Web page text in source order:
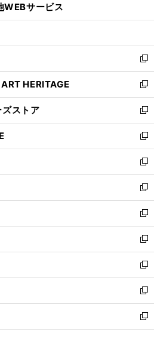
開
ン
ウ
で
開
く
ウ
ン
ド
ウ
で
開
く
WEBサービス
新
し
い
ウ
ィ
ン
ド
ウ
で
開
く
HERITAGE
新
し
い
ウ
ィ
ン
ド
ウ
で
開
く
ストア
新
し
い
ウ
ィ
ン
ド
ウ
で
開
く
新
し
い
ウ
ィ
ン
ド
ウ
で
開
く
新
し
い
ウ
ィ
ン
ド
ウ
で
開
く
新
し
い
ウ
ィ
ン
ド
ウ
で
開
く
新
し
い
ウ
ィ
ン
ド
ウ
で
開
新
し
い
ウ
ィ
ン
ド
ウ
新
し
い
ウ
ィ
ン
新
し
い
ウ
新
し